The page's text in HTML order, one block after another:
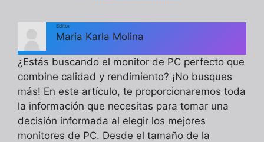
Editor
Maria Karla Molina
¿Estás buscando el monitor de PC perfecto que
combine calidad y rendimiento? ¡No busques
más! En este artículo, te proporcionaremos toda
la información que necesitas para tomar una
decisión informada al elegir los mejores
monitores de PC. Desde el tamaño de la